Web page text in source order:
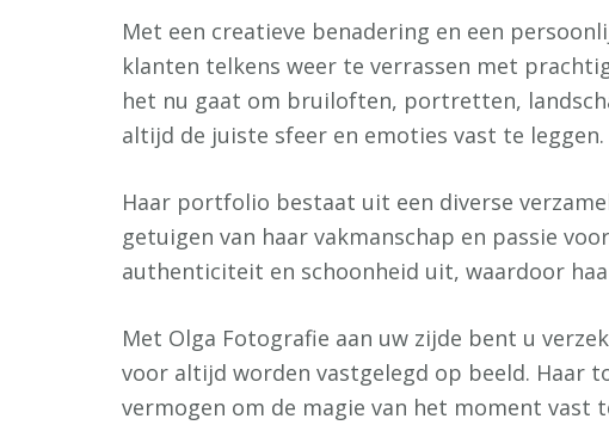
Met een creatieve benadering en een
klanten telkens weer te verrassen met
het nu gaat om bruiloften, portretten,
altijd de juiste sfeer en emoties vast te leggen.
Haar portfolio bestaat uit een diverse
getuigen van haar vakmanschap en passie
authenticiteit en schoonheid uit, waardoor
Met Olga Fotografie aan uw zijde bent u
voor altijd worden vastgelegd op beeld. Haar
vermogen om de magie van het moment vast